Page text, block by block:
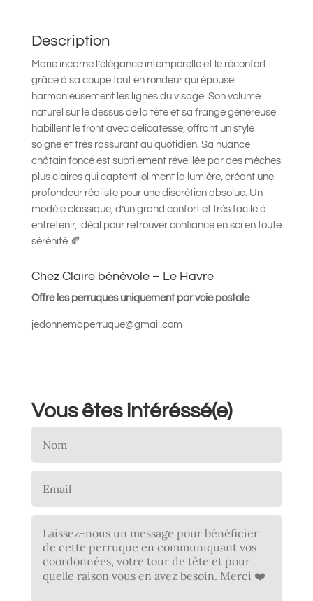
Description
Marie incarne l’élégance intemporelle et le réconfort
grâce à sa coupe tout en rondeur qui épouse
harmonieusement les lignes du visage. Son volume
naturel sur le dessus de la tête et sa frange généreuse
habillent le front avec délicatesse, offrant un style
soigné et très rassurant au quotidien. Sa nuance
châtain foncé est subtilement réveillée par des mèches
plus claires qui captent joliment la lumière, créant une
profondeur réaliste pour une discrétion absolue. Un
modèle classique, d’un grand confort et très facile à
entretenir, idéal pour retrouver confiance en soi en toute
sérénité 🍂
Chez Claire bénévole – Le Havre
Offre les perruques uniquement par voie postale
jedonnemaperruque@gmail.com
Vous êtes intéréssé(e)